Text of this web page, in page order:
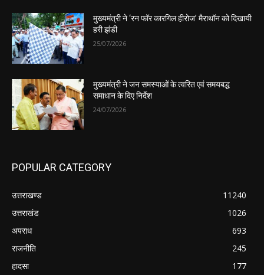
मुख्यमंत्री ने ‘रन फॉर कारगिल हीरोज’ मैराथॉन को दिखायी
हरी झंडी
25/07/2026
मुख्यमंत्री ने जन समस्याओं के त्वरित एवं समयबद्ध
समाधान के दिए निर्देश
24/07/2026
POPULAR CATEGORY
उत्तराखण्ड
11240
उत्तराखंड
1026
अपराध
693
राजनीति
245
हादसा
177